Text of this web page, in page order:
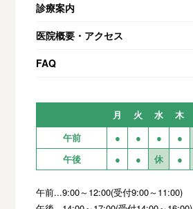
診療案内
医院概要・アクセス
FAQ
月 火 水 木
午前
● ● ● ●
午後
● ● 休 ●
午前...9:00～12:00(受付9:00～11:00)